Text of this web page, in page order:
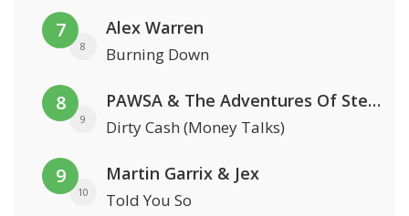
7
8
Alex Warren
Burning Down
8
9
PAWSA & The Adventures Of Stevie V
Dirty Cash (Money Talks)
9
10
Martin Garrix & Jex
Told You So